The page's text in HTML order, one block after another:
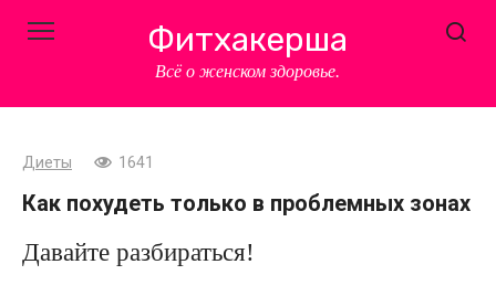
Фитхакерша
Всё о женском здоровье.
Диеты 1641
Как похудеть только в проблемных зонах
Давайте разбираться!